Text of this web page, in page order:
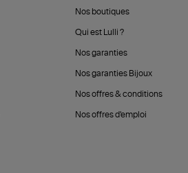
Nos boutiques
Qui est Lulli ?
Nos garanties
Nos garanties Bijoux
Nos offres & conditions
Nos offres d'emploi